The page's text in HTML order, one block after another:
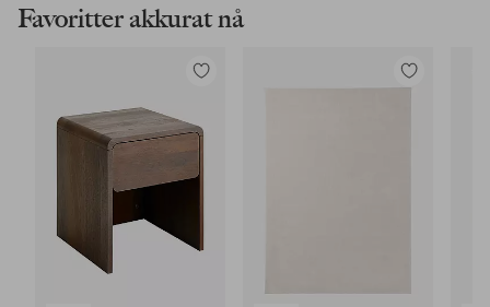
Favoritter akkurat nå
Legg
favoritter
Legg